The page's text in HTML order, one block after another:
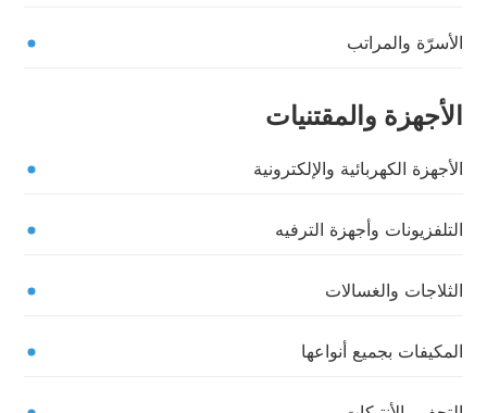
الأسرّة والمراتب
الأجهزة والمقتنيات
الأجهزة الكهربائية والإلكترونية
التلفزيونات وأجهزة الترفيه
الثلاجات والغسالات
المكيفات بجميع أنواعها